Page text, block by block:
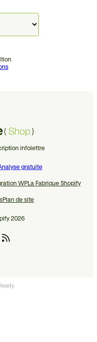
infolettre
gratuite
WPLa Fabrique Shopify
Plan de site
2026